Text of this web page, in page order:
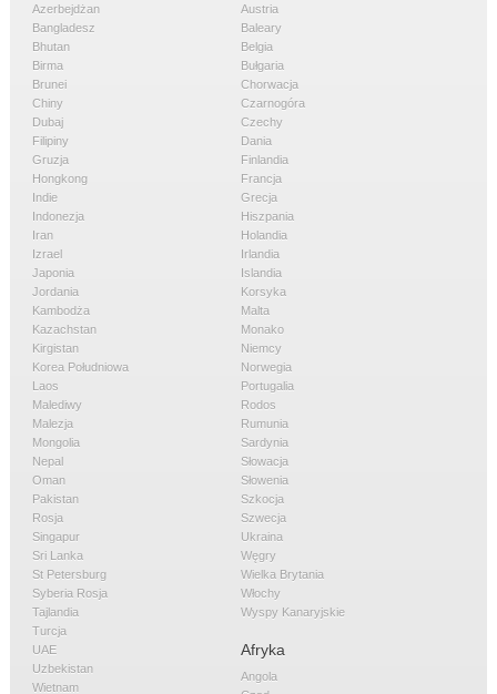
Azerbejdżan
Bangladesz
Bhutan
Birma
Brunei
Chiny
Dubaj
Filipiny
Gruzja
Hongkong
Indie
Indonezja
Iran
Izrael
Japonia
Jordania
Kambodża
Kazachstan
Kirgistan
Korea Południowa
Laos
Malediwy
Malezja
Mongolia
Nepal
Oman
Pakistan
Rosja
Singapur
Sri Lanka
St Petersburg
Syberia Rosja
Tajlandia
Turcja
UAE
Uzbekistan
Wietnam
Austria
Baleary
Belgia
Bułgaria
Chorwacja
Czarnogóra
Czechy
Dania
Finlandia
Francja
Grecja
Hiszpania
Holandia
Irlandia
Islandia
Korsyka
Malta
Monako
Niemcy
Norwegia
Portugalia
Rodos
Rumunia
Sardynia
Słowacja
Słowenia
Szkocja
Szwecja
Ukraina
Węgry
Wielka Brytania
Włochy
Wyspy Kanaryjskie
Afryka
Angola